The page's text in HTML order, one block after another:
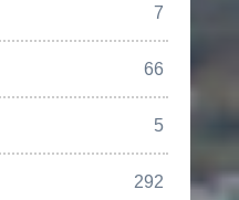
7
66
5
292